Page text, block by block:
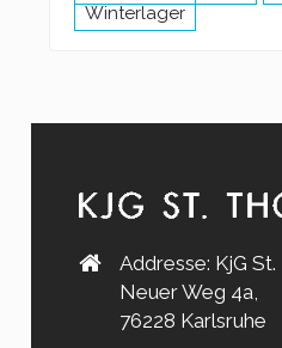
Winterlager
Addresse: KjG
Neuer Weg 4a,
76228 Karlsruhe